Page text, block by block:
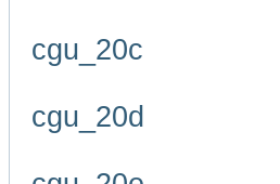
cgu_20c
cgu_20d